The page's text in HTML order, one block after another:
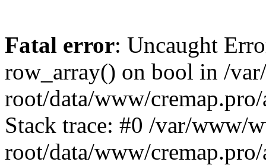
Fatal error: Uncaught
row_array() on bool in /
root/data/www/
Stack trace: #0 /var/www/
root/data/www/